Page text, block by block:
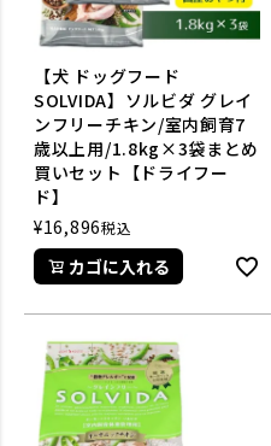
【犬 ドッグフード
SOLVIDA】ソルビダ グレイ
ンフリーチキン/室内飼育7
歳以上用/1.8kg×3袋まとめ
買いセット【ドライフー
ド】
¥16,896税込
カゴに入れる